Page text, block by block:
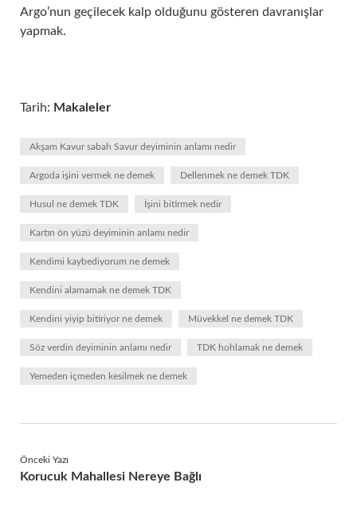
Argo’nun geçilecek kalp olduğunu gösteren davranışlar
yapmak.
Tarih: Makaleler
Akşam Kavur sabah Savur deyiminin anlamı nedir
Argoda işini vermek ne demek Dellenmek ne demek TDK
Husul ne demek TDK İşini bitirmek nedir
Kartın ön yüzü deyiminin anlamı nedir
Kendimi kaybediyorum ne demek
Kendini alamamak ne demek TDK
Kendini yiyip bitiriyor ne demek Müvekkel ne demek TDK
Söz verdin deyiminin anlamı nedir TDK hohlamak ne demek
Yemeden içmeden kesilmek ne demek
Önceki Yazı
Korucuk Mahallesi Nereye Bağlı